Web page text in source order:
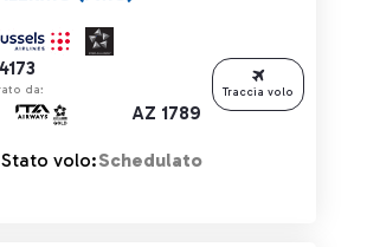
da:
AZ 1789
Stato volo:Schedulato
Traccia volo